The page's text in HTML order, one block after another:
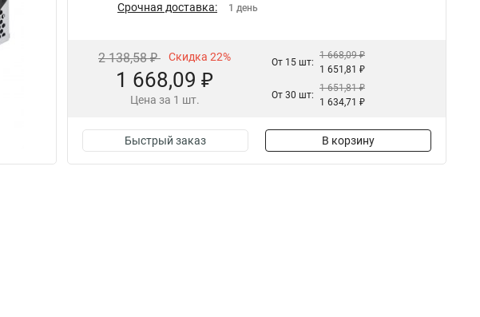
Срочная доставка: 1 день
2 138,58 ₽ Скидка 22%
1 668,09 ₽
Цена за 1 шт.
От 15 шт:
1 668,09 ₽
1 651,81 ₽
От 30 шт:
1 651,81 ₽
1 634,71 ₽
Быстрый заказ В корзину